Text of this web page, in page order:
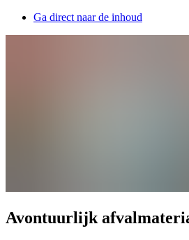
Ga direct naar de inhoud
Avontuurlijk